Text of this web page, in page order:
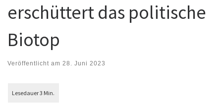
erschüttert das politische
Biotop
Veröffentlicht am 28. Juni 2023